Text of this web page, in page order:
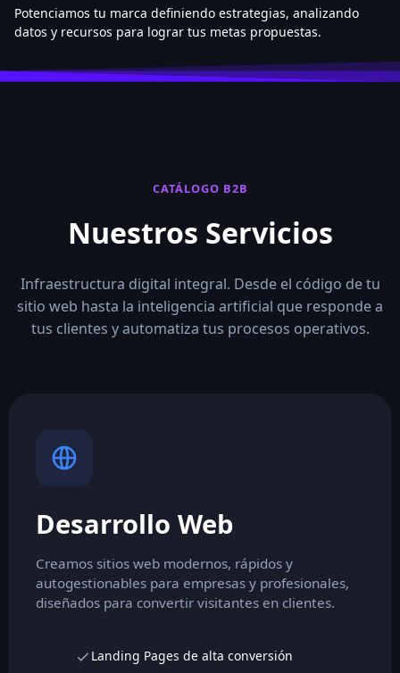
Potenciamos tu marca definiendo estrategias, analizando
datos y recursos para lograr tus metas propuestas.
CATÁLOGO B2B
Nuestros Servicios
Infraestructura digital integral. Desde el código de tu
sitio web hasta la inteligencia artificial que responde a
tus clientes y automatiza tus procesos operativos.
Desarrollo Web
Creamos sitios web modernos, rápidos y
autogestionables para empresas y profesionales,
diseñados para convertir visitantes en clientes.
Landing Pages de alta conversión